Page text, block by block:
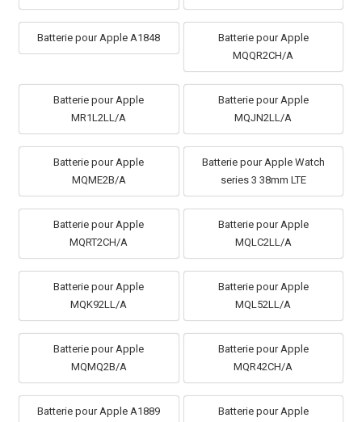
Batterie pour Apple A1848
Batterie pour Apple
MQQR2CH/A
Batterie pour Apple
MR1L2LL/A
Batterie pour Apple
MQJN2LL/A
Batterie pour Apple
MQME2B/A
Batterie pour Apple Watch
series 3 38mm LTE
Batterie pour Apple
MQRT2CH/A
Batterie pour Apple
MQLC2LL/A
Batterie pour Apple
MQK92LL/A
Batterie pour Apple
MQL52LL/A
Batterie pour Apple
MQMQ2B/A
Batterie pour Apple
MQR42CH/A
Batterie pour Apple A1889
Batterie pour Apple